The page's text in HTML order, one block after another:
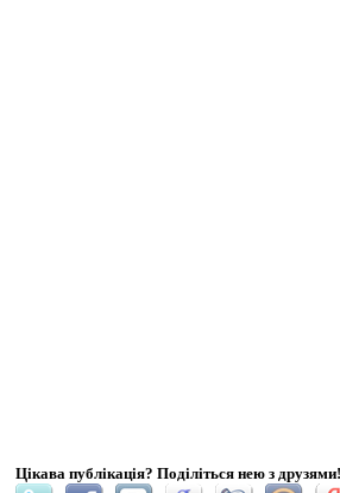
Цікава публікація? Поділіться нею з друзями!